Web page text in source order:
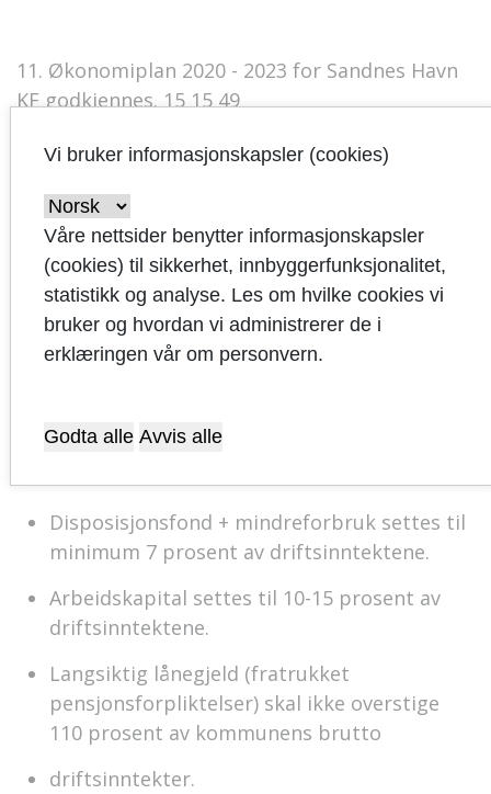
11. Økonomiplan 2020 - 2023 for Sandnes Havn
KF godkjennes. 15 15 49
12. Økonomiplan 2020 - 2023 for Sandnes
Eiendomsselskap KF, som avvikles fra 1. januar
2020, tas til orientering.
13. Kommunestyret godkjenner følgende mål
Netto driftsresultat settes til 1,5 prosent av
Disposisjonsfond + mindreforbruk settes til
minimum 7 prosent av driftsinntektene.
Arbeidskapital settes til 10-15 prosent av
driftsinntektene.
Langsiktig lånegjeld (fratrukket
pensjonsforpliktelser) skal ikke overstige
110 prosent av kommunens brutto
driftsinntekter.
Vi bruker informasjonskapsler (cookies)
Våre nettsider benytter informasjonskapsler
(cookies) til sikkerhet, innbyggerfunksjonalitet,
statistikk og analyse. Les om hvilke cookies vi
bruker og hvordan vi administrerer de i
erklæringen vår om personvern.
Godta alle Avvis alle